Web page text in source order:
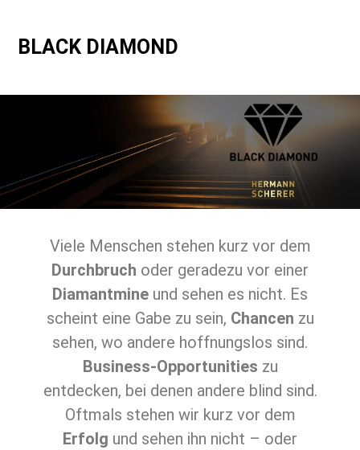
BLACK DIAMOND
Viele Menschen stehen kurz vor dem
Durchbruch oder geradezu vor einer
Diamantmine und sehen es nicht. Es
scheint eine Gabe zu sein, Chancen zu
sehen, wo andere hoffnungslos sind.
Business-Opportunities zu
entdecken, bei denen andere blind sind.
Oftmals stehen wir kurz vor dem
Erfolg und sehen ihn nicht – oder